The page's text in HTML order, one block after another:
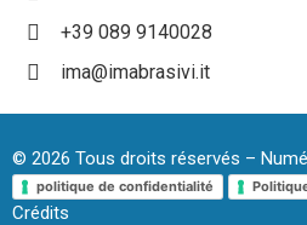
+39 089 9140028
ima@imabrasivi.it
© 2026 Tous droits réservés –
politique de confidentialité
Crédits